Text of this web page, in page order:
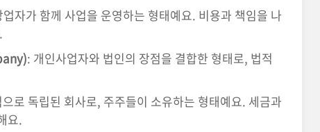
자가 함께 사업을 운영하는 형태예요. 비용과 책임을 나
: 개인사업자와 법인의 장점을 결합한 형태로, 법적
로 독립된 회사로, 주주들이 소유하는 형태예요. 세금과
요.